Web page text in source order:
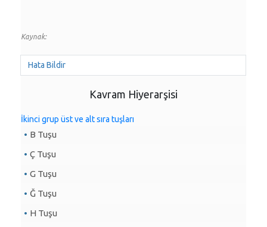
Kaynak:
Hata Bildir
Kavram Hiyerarşisi
İkinci grup üst ve alt sıra tuşları
B Tuşu
Ç Tuşu
G Tuşu
Ğ Tuşu
H Tuşu